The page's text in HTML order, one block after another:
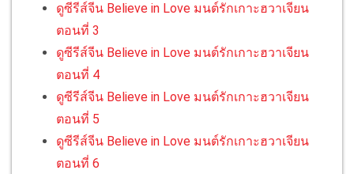
ดูซีรีส์จีน Believe in Love มนต์รักเกาะฮวาเจียน
ตอนที่ 3
ดูซีรีส์จีน Believe in Love มนต์รักเกาะฮวาเจียน
ตอนที่ 4
ดูซีรีส์จีน Believe in Love มนต์รักเกาะฮวาเจียน
ตอนที่ 5
ดูซีรีส์จีน Believe in Love มนต์รักเกาะฮวาเจียน
ตอนที่ 6